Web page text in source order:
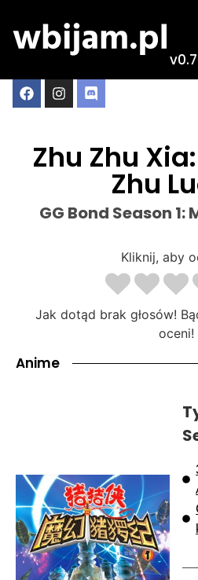
Zhu Zhu
Zhu
GG Bond Season
Kliknij, aby
Jak dotąd brak głosów!
oceni!
Anime